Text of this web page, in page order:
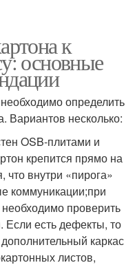
к
основные
определить
Вариантов несколько:
OSB-плитами и
крепится прямо на
что внутри «пирога»
коммуникации;при
проверить
Если есть дефекты, то
каркас
листов,